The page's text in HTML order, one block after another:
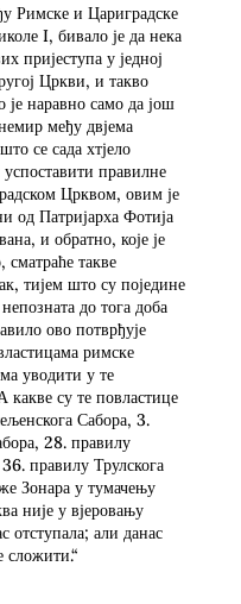
Римске и Цариградске
I, бивало је да нека
пријеступа у једној
Цркви, и такво
је наравно само да још
међу двјема
се сада хтјело
правилне
Црквом, овим је
од Патријарха Фотија
и обратно, које је
сматраће такве
тијем што су поједине
до тога доба
ово потврђује
римске
уводити у те
какве су те повластице
Сабора, 3.
28. правилу
правилу Трулскога
Зонара у тумачењу
није у вјеровању
отступала; али данас